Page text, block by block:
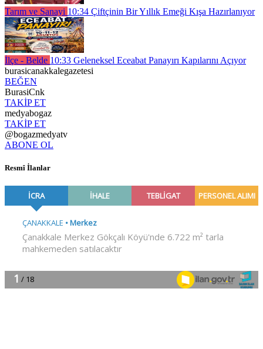
Tarım ve Sanayi 10:34 Çiftçinin Bir Yıllık Emeği Kışa Hazırlanıyor
İlçe - Belde 10:33 Geleneksel Eceabat Panayırı Kapılarını Açıyor
burasicanakkalegazetesi
BEĞEN
BurasiCnk
TAKİP ET
medyabogaz
TAKİP ET
@bogazmedyatv
ABONE OL
Resmî İlanlar